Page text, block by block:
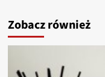
Zobacz również